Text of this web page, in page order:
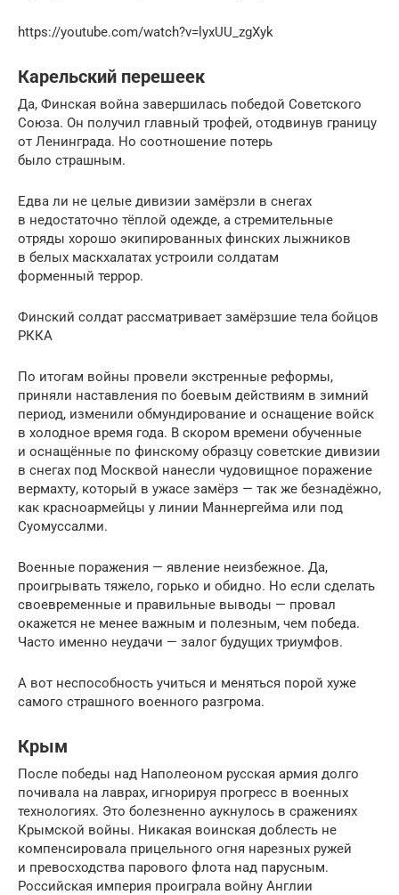
https://youtube.com/watch?v=lyxUU_zgXyk
Карельский перешеек
Да, Финская война завершилась победой Советского
Союза. Он получил главный трофей, отодвинув границу
от Ленинграда. Но соотношение потерь
было страшным.
Едва ли не целые дивизии замёрзли в снегах
в недостаточно тёплой одежде, а стремительные
отряды хорошо экипированных финских лыжников
в белых маскхалатах устроили солдатам
форменный террор.
Финский солдат рассматривает замёрзшие тела бойцов
РККА
По итогам войны провели экстренные реформы,
приняли наставления по боевым действиям в зимний
период, изменили обмундирование и оснащение войск
в холодное время года. В скором времени обученные
и оснащённые по финскому образцу советские дивизии
в снегах под Москвой нанесли чудовищное поражение
вермахту, который в ужасе замёрз — так же безнадёжно,
как красноармейцы у линии Маннергейма или под
Суомуссалми.
Военные поражения — явление неизбежное. Да,
проигрывать тяжело, горько и обидно. Но если сделать
своевременные и правильные выводы — провал
окажется не менее важным и полезным, чем победа.
Часто именно неудачи — залог будущих триумфов.
А вот неспособность учиться и меняться порой хуже
самого страшного военного разгрома.
Крым
После победы над Наполеоном русская армия долго
почивала на лаврах, игнорируя прогресс в военных
технологиях. Это болезненно аукнулось в сражениях
Крымской войны. Никакая воинская доблесть не
компенсировала прицельного огня нарезных ружей
и превосходства парового флота над парусным.
Российская империя проиграла войну Англии